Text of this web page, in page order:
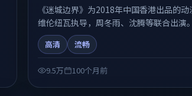
《迷城边界》为2018年中国香港出品的
维伦纽瓦执导，周冬雨、沈腾等联合出演
与节奏推进中展开，兼具叙事张力与视听
产在线观看、热播国产剧与院线佳片的观
高清 流畅
9.5万 100个月前